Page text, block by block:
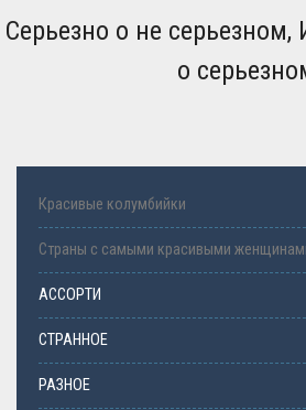
Серьезно о не
о
Красивые колумбийки
Страны с самыми красивыми
АССОРТИ
СТРАННОЕ
РАЗНОЕ